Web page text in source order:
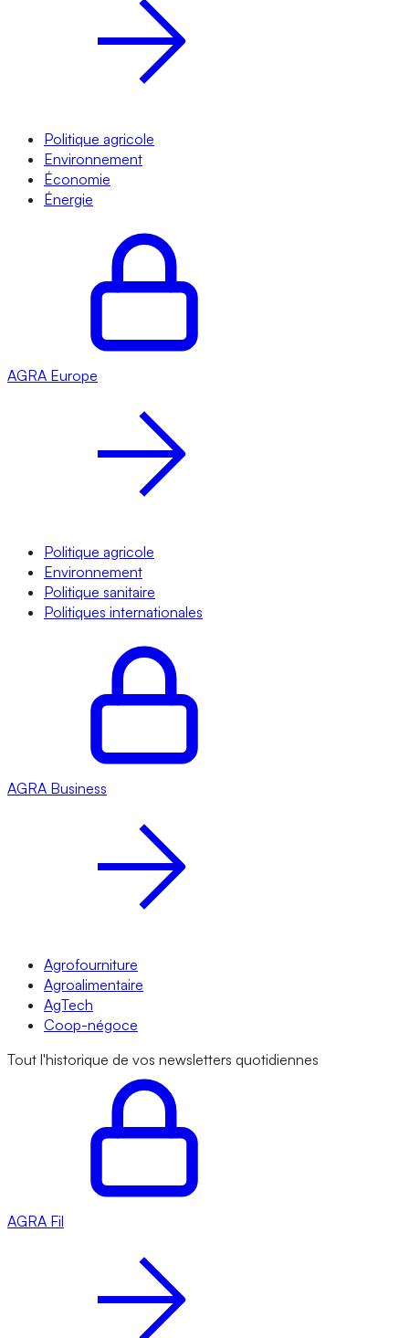
Politique agricole
Environnement
Économie
Énergie
AGRA Europe
Politique agricole
Environnement
Politique sanitaire
Politiques internationales
AGRA Business
Agrofourniture
Agroalimentaire
AgTech
Coop-négoce
Tout l'historique de vos newsletters quotidiennes
AGRA Fil